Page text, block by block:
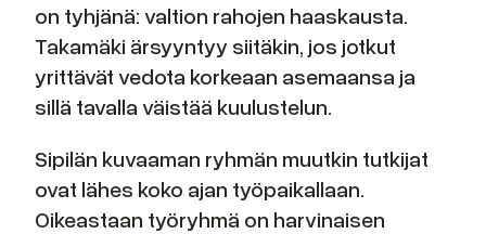
on tyhjänä: valtion rahojen haaskausta.
Takamäki ärsyyntyy siitäkin, jos jotkut
yrittävät vedota korkeaan asemaansa ja
sillä tavalla väistää kuulustelun.
Sipilän kuvaaman ryhmän muutkin tutkijat
ovat lähes koko ajan työpaikallaan.
Oikeastaan työryhmä on harvinaisen